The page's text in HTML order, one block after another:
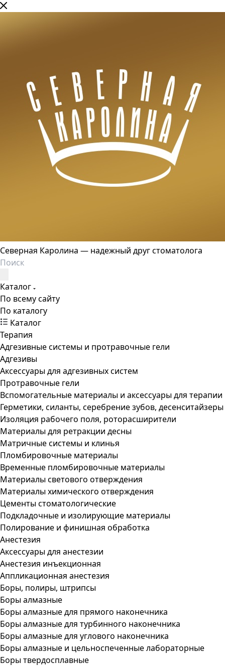
Северная Каролина — надежный друг стоматолога
Каталог
По всему сайту
По каталогу
Каталог
Терапия
Адгезивные системы и протравочные гели
Адгезивы
Аксессуары для адгезивных систем
Протравочные гели
Вспомогательные материалы и аксессуары для терапии
Герметики, силанты, серебрение зубов, десенситайзеры
Изоляция рабочего поля, роторасширители
Материалы для ретракции десны
Матричные системы и клинья
Пломбировочные материалы
Временные пломбировочные материалы
Материалы светового отверждения
Материалы химического отверждения
Цементы стоматологические
Подкладочные и изолирующие материалы
Полирование и финишная обработка
Анестезия
Аксессуары для анестезии
Анестезия инъекционная
Аппликационная анестезия
Боры, полиры, штрипсы
Боры алмазные
Боры алмазные для прямого наконечника
Боры алмазные для турбинного наконечника
Боры алмазные для углового наконечника
Боры алмазные и цельноспеченные лабораторные
Боры твердосплавные